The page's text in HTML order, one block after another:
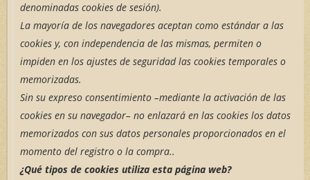
denominadas cookies de sesión).
La mayoría de los navegadores aceptan como estándar a las
cookies y, con independencia de las mismas, permiten o
impiden en los ajustes de seguridad las cookies temporales o
memorizadas.
Sin su expreso consentimiento –mediante la activación de las
cookies en su navegador– no enlazará en las cookies los datos
memorizados con sus datos personales proporcionados en el
momento del registro o la compra..
¿Qué tipos de cookies utiliza esta página web?